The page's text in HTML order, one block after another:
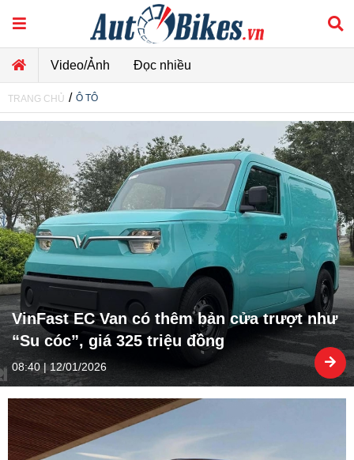
Video/Ảnh Đọc nhiều
TRANG CHỦ / Ô TÔ
VinFast EC Van có thêm bản cửa trượt như
“Su cóc”, giá 325 triệu đồng
08:40 | 12/01/2026